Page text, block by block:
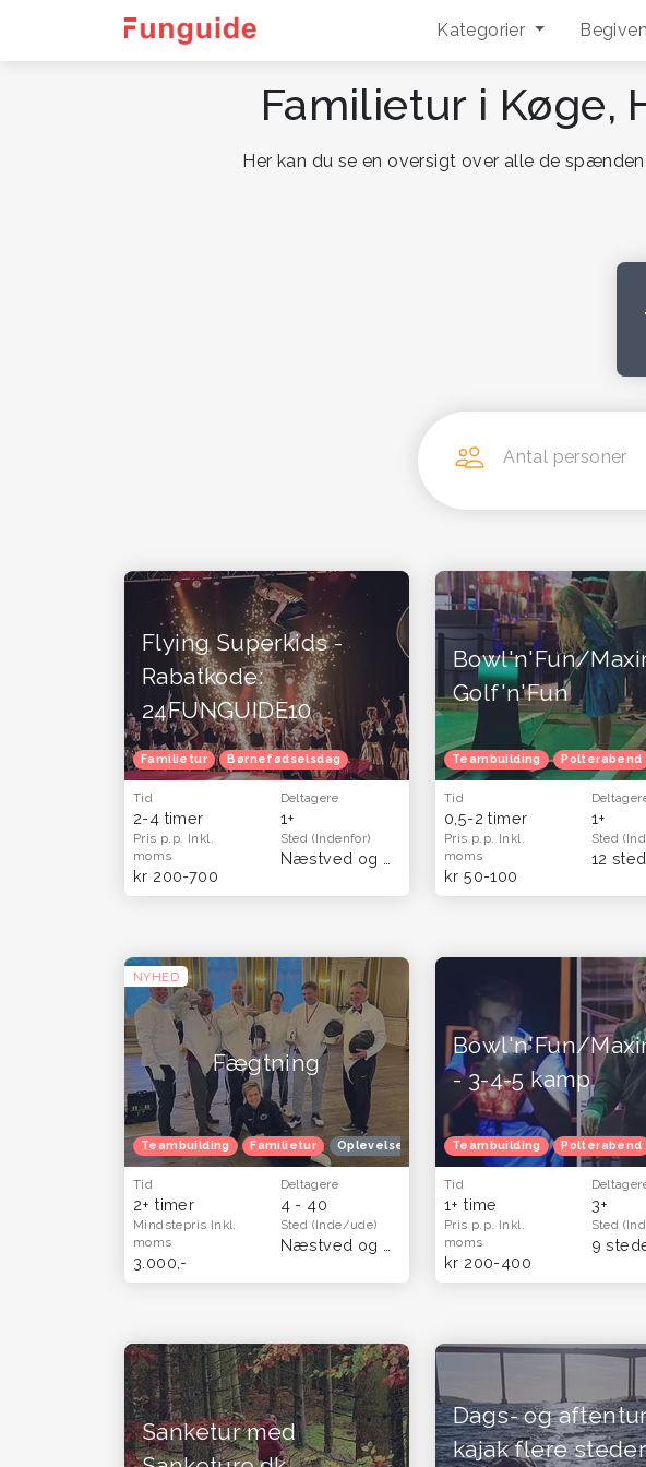
Kategorier
Familietur i Køge,
Her kan du se en oversigt over alle de
Antal personer
Flying Superkids -
Rabatkode:
24FUNGUIDE10
Familietur Børnefødselsdag
Tid
2-4 timer
Deltagere
1+
Pris p.p. Inkl.
moms
kr 200-700
Sted (Indenfor)
Bowl'n'Fun/
Golf'n'Fun
Teambuilding Polterabend
Tid
0,5-2 timer 1+
Pris p.p. Inkl.
moms
kr 50-100
Sted
12
NYHED
Fægtning
Teambuilding Familietur Oplevelsesgavekort
Tid
2+ timer
Deltagere
4 - 40
Mindstepris Inkl.
moms
3.000,-
Sted (Inde/ude)
(København &
Bowl'n'Fun/
- 3-4-5 kamp
Teambuilding Polterabend
Tid
1+ time 3+
Pris p.p. Inkl.
moms
kr 200-400
Sted
9
Sanketur med
Dags- og
kajak flere